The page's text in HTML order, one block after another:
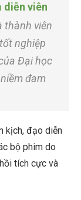
diễn viên
thành viên
nghiệp
Đại học
đam
kịch, đạo diễn
bộ phim do
tích cực và